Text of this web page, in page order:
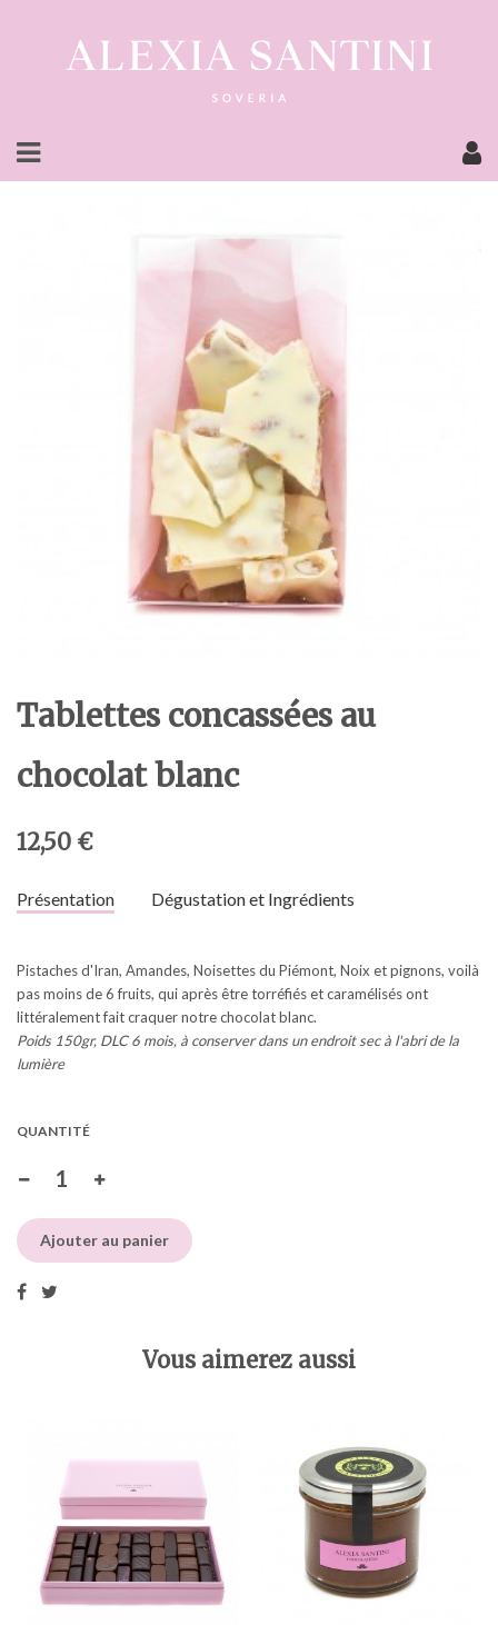
Tablettes concassées au
chocolat blanc
12,50 €
Présentation Dégustation et Ingrédients
Pistaches d'Iran, Amandes, Noisettes du Piémont, Noix et pignons, voilà
pas moins de 6 fruits, qui après être torréfiés et caramélisés ont
littéralement fait craquer notre chocolat blanc.
Poids 150gr, DLC 6 mois, à conserver dans un endroit sec à l'abri de la
lumière
QUANTITÉ
Ajouter au panier
Vous aimerez aussi